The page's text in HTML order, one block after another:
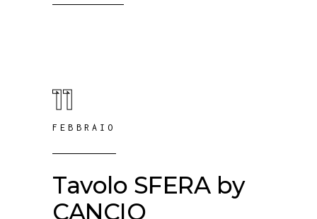
11
FEBBRAIO
Tavolo SFERA by
CANCIO